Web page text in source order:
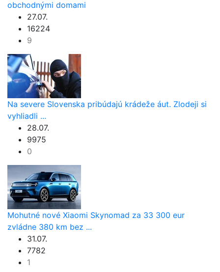
obchodnými domami
27.07.
16224
9
Na severe Slovenska pribúdajú krádeže áut. Zlodeji si
vyhliadli ...
28.07.
9975
0
Mohutné nové Xiaomi Skynomad za 33 300 eur
zvládne 380 km bez ...
31.07.
7782
1